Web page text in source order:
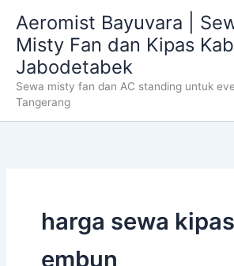
content
Aeromist Bayuvara |
Misty Fan dan Kipas
Jabodetabek
Sewa misty fan dan AC standing untuk
Tangerang
harga sewa
embun